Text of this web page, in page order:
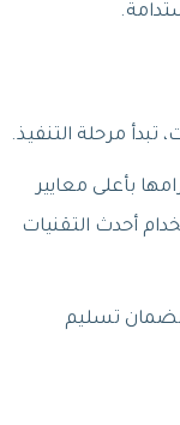
مرحلة التنفيذ.
بأعلى معايير
أحدث التقنيات
لضمان تسليم